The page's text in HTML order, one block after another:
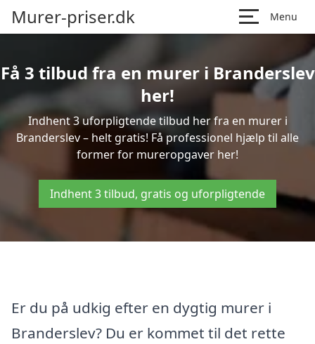
Murer-priser.dk Menu
Få 3 tilbud fra en murer i Branderslev
her!
Indhent 3 uforpligtende tilbud her fra en murer i
Branderslev – helt gratis! Få professionel hjælp til alle
former for mureropgaver her!
Indhent 3 tilbud, gratis og uforpligtende
Er du på udkig efter en dygtig murer i
Branderslev? Du er kommet til det rette